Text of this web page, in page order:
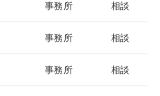
事務所 相談
事務所 相談
事務所 相談